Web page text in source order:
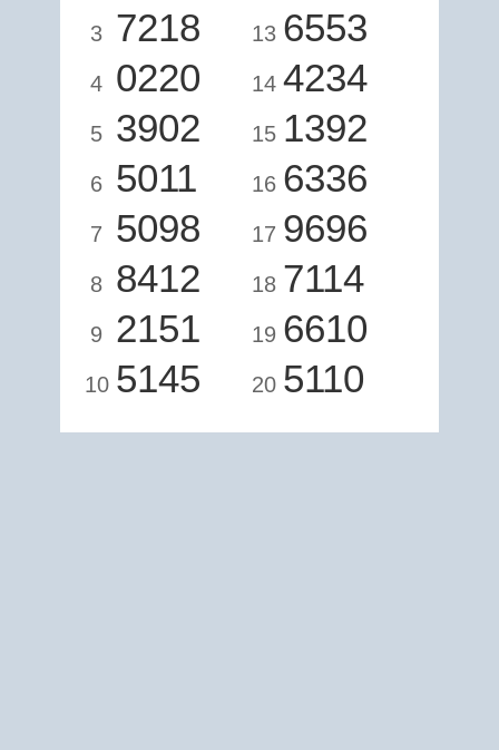
3 7218
4 0220
5 3902
6 5011
7 5098
8 8412
9 2151
10 5145
13 6553
14 4234
15 1392
16 6336
17 9696
18 7114
19 6610
20 5110